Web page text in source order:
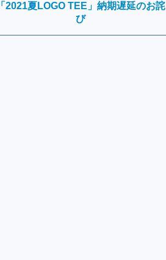
「2021夏LOGO TEE」納期遅延のお詫
び